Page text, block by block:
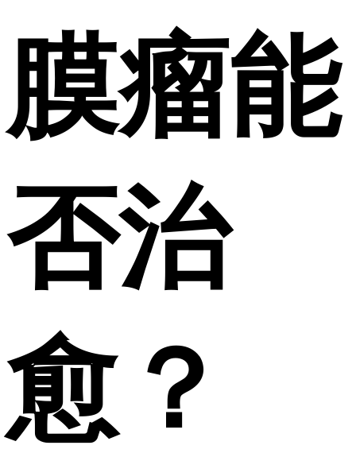
膜瘤能
否治
愈？